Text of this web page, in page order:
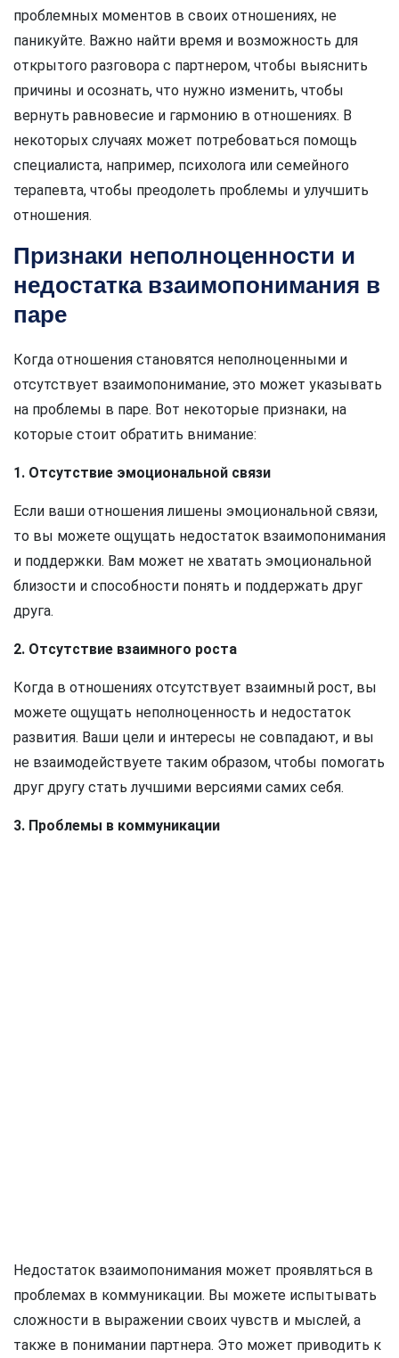
проблемных моментов в своих отношениях, не
паникуйте. Важно найти время и возможность для
открытого разговора с партнером, чтобы выяснить
причины и осознать, что нужно изменить, чтобы
вернуть равновесие и гармонию в отношениях. В
некоторых случаях может потребоваться помощь
специалиста, например, психолога или семейного
терапевта, чтобы преодолеть проблемы и улучшить
отношения.
Признаки неполноценности и
недостатка взаимопонимания в
паре
Когда отношения становятся неполноценными и
отсутствует взаимопонимание, это может указывать
на проблемы в паре. Вот некоторые признаки, на
которые стоит обратить внимание:
1. Отсутствие эмоциональной связи
Если ваши отношения лишены эмоциональной связи,
то вы можете ощущать недостаток взаимопонимания
и поддержки. Вам может не хватать эмоциональной
близости и способности понять и поддержать друг
друга.
2. Отсутствие взаимного роста
Когда в отношениях отсутствует взаимный рост, вы
можете ощущать неполноценность и недостаток
развития. Ваши цели и интересы не совпадают, и вы
не взаимодействуете таким образом, чтобы помогать
друг другу стать лучшими версиями самих себя.
3. Проблемы в коммуникации
Недостаток взаимопонимания может проявляться в
проблемах в коммуникации. Вы можете испытывать
сложности в выражении своих чувств и мыслей, а
также в понимании партнера. Это может приводить к